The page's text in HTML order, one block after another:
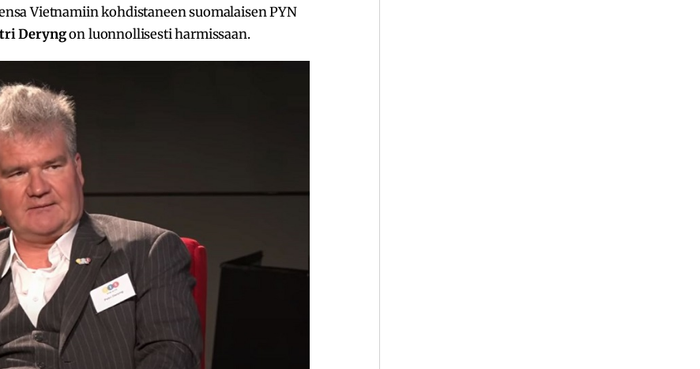
Vietnamiin kohdistaneen suomalaisen PYN
Deryngon luonnollisesti harmissaan.